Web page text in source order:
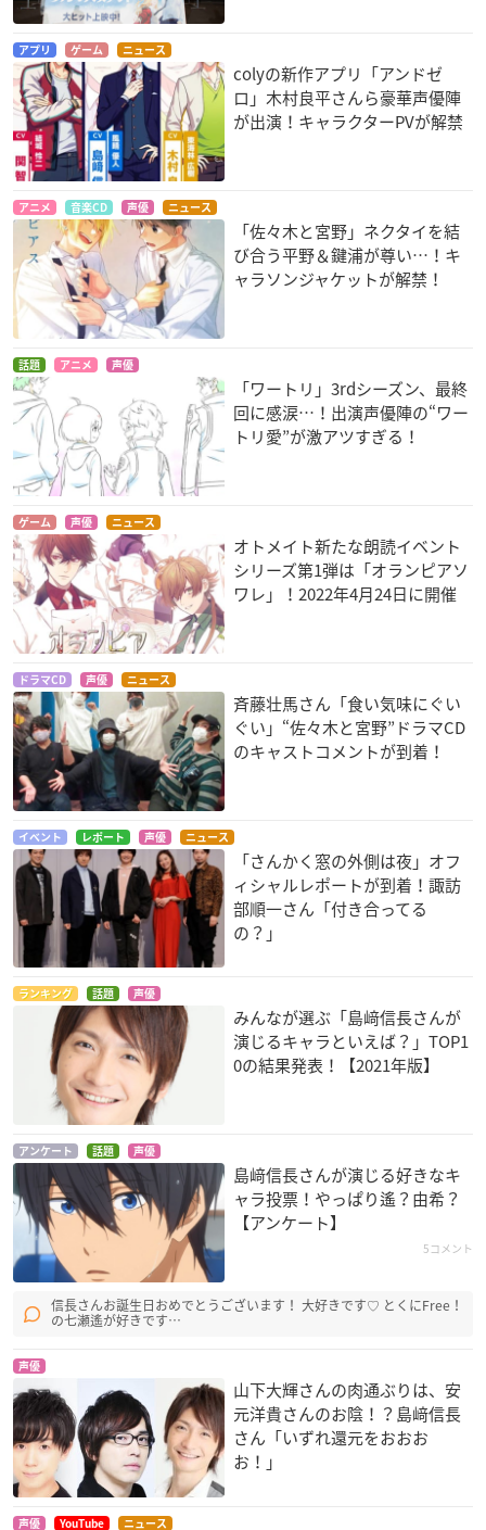
アプリ ゲーム ニュース
colyの新作アプリ「アンドゼ
ロ」木村良平さんら豪華声優陣
が出演！キャラクターPVが解禁
アニメ 音楽CD 声優 ニュース
「佐々木と宮野」ネクタイを結
び合う平野＆鍵浦が尊い…！キ
ャラソンジャケットが解禁！
話題 アニメ 声優
「ワートリ」3rdシーズン、最終
回に感涙…！出演声優陣の“ワー
トリ愛”が激アツすぎる！
ゲーム 声優 ニュース
オトメイト新たな朗読イベント
シリーズ第1弾は「オランピアソ
ワレ」！2022年4月24日に開催
ドラマCD 声優 ニュース
斉藤壮馬さん「食い気味にぐい
ぐい」“佐々木と宮野”ドラマCD
のキャストコメントが到着！
イベント レポート 声優 ニュース
「さんかく窓の外側は夜」オフ
ィシャルレポートが到着！諏訪
部順一さん「付き合ってる
の？」
ランキング 話題 声優
みんなが選ぶ「島﨑信長さんが
演じるキャラといえば？」TOP1
0の結果発表！【2021年版】
アンケート 話題 声優
島﨑信長さんが演じる好きなキ
ャラ投票！やっぱり遙？由希？
【アンケート】
5コメント
信長さんお誕生日おめでとうございます！ 大好きです♡ とくにFree！
の七瀬遙が好きです…
声優
山下大輝さんの肉通ぶりは、安
元洋貴さんのお陰！？島﨑信長
さん「いずれ還元をおおお
お！」
声優 YouTube ニュース